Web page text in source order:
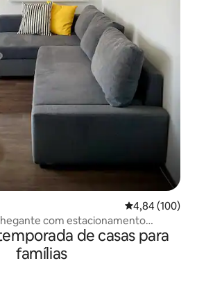
4,84 de uma
4,84 (100)
com estacionamento
de casas para
famílias